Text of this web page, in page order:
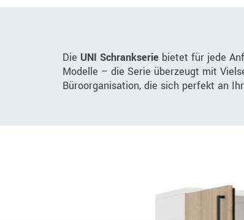
Die UNI Schrankserie bietet für jede
Modelle – die Serie überzeugt mit
Büroorganisation, die sich perfekt an